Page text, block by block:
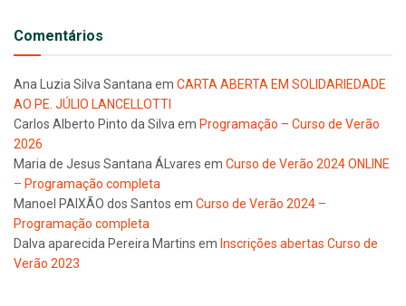
Comentários
Ana Luzia Silva Santana em CARTA ABERTA EM SOLIDARIEDADE
AO PE. JÚLIO LANCELLOTTI
Carlos Alberto Pinto da Silva em Programação – Curso de Verão
2026
Maria de Jesus Santana ÁLvares em Curso de Verão 2024 ONLINE
– Programação completa
Manoel PAIXÃO dos Santos em Curso de Verão 2024 –
Programação completa
Dalva aparecida Pereira Martins em Inscrições abertas Curso de
Verão 2023